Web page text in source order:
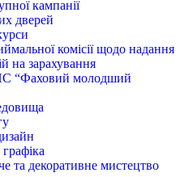
кампанії
дверей
комісії щодо надання
на зарахування
“Фаховий молодший
та декоративне мистецтво